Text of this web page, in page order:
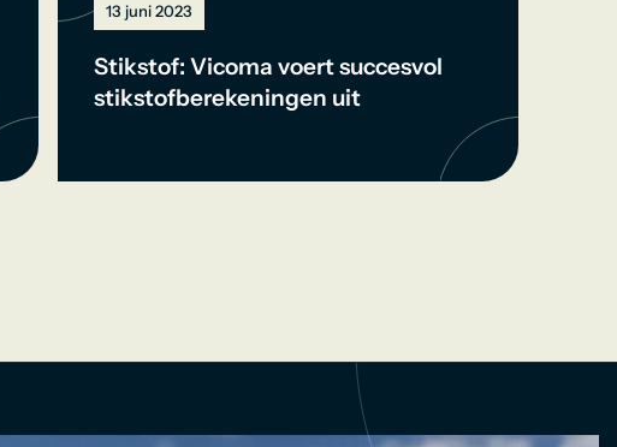
13 juni 2023
Stikstof: Vicoma voert succesvol
stikstofberekeningen uit